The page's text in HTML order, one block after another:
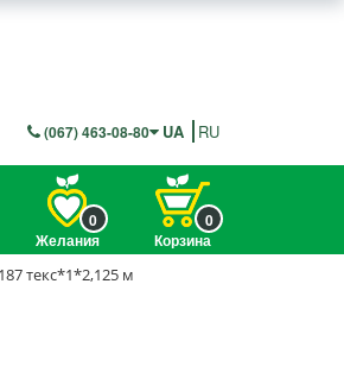
(067) 463-08-80 UA RU
Желания
0
Корзина
0
текс*1*2,125 м